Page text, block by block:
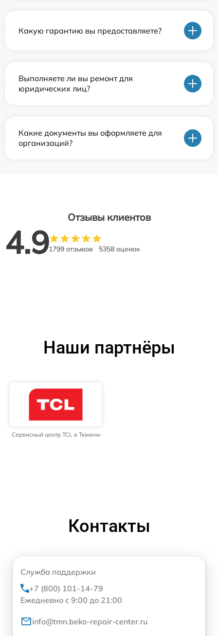
Какую гарантию вы предоставляете?
Выполняете ли вы ремонт для
юридических лиц?
Какие документы вы оформляете для
организаций?
Отзывы клиентов
4.91799 отзывов 5358 оценок
Наши партнёры
Сервисный центр TCL в Тюмени
Контакты
Служба поддержки
+7 (800) 101-14-79
Ежедневно с 9:00 до 21:00
info@tmn.beko-repair-center.ru